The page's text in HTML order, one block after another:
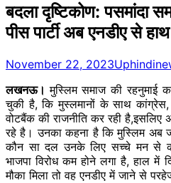
बदला दृष्टिकोण: पसमांदा
पीस पार्टी अब एनडीए से
November 22, 2023
लखनऊ।मुस्लिम समाज की रहनुमाई
चुकी है, कि मुस्लमानों के साथ
वोटबैंक की राजनीति कर रही है,इसलिए
रहे है। उनका कहना है कि मुस्लिम अब
कौन सा दल उनके लिए सच्चे मन से
भाजपा विरोध कम होने लगा है, हाल में
मौका मिला तो वह एनडीए में जाने से